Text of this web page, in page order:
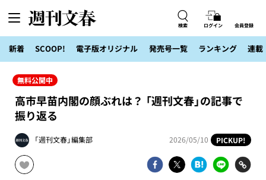
検索 ログイン 会員登録
新着 SCOOP! 電子版オリジナル 発売号一覧 ランキング 連載
無料公開中
高市早苗内閣の顔ぶれは？ 「週刊文春」の記事で
振り返る
「週刊文春」編集部 2026/05/10 PICKUP!